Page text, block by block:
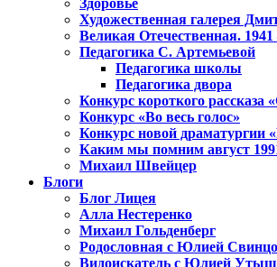
Здоровье
Художественная галерея
Великая Отечественная.
Педагогика С. Артемьевой
Педагогика школы
Педагогика двора
Конкурс короткого рассказа
Конкурс «Во весь голос»
Конкурс новой драматургии
Каким мы помним август
Михаил Швейцер
Блоги
Блог Лицея
Алла Нестеренко
Михаил Гольденберг
Родословная с Юлией
Видоискатель с Юлией